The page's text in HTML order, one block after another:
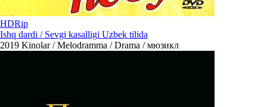
HDRip
Ishq dardi / Sevgi kasalligi Uzbek tilida
2019 Kinolar / Melodramma / Drama / мюзикл